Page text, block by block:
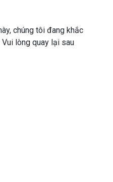
chúng tôi đang khắc
lòng quay lại sau